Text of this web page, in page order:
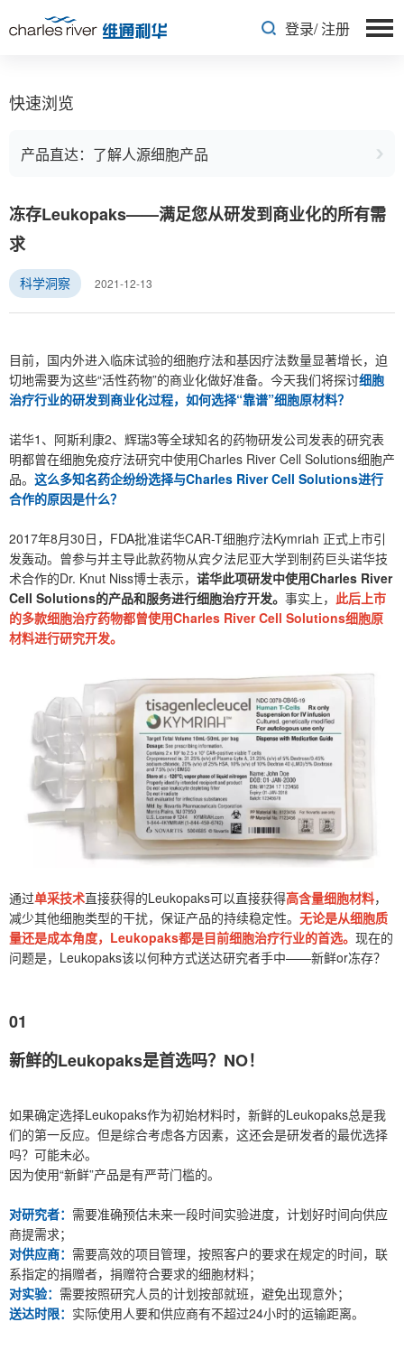
登录/注册
快速浏览
产品直达：了解人源细胞产品
冻存Leukopaks——满足您从研发到商业化的所有需
求
科学洞察 2021-12-13
目前，国内外进入临床试验的细胞疗法和基因疗法数量显著增长，迫
切地需要为这些“活性药物”的商业化做好准备。今天我们将探讨细胞
治疗行业的研发到商业化过程，如何选择“靠谱”细胞原材料？
诺华1、阿斯利康2、辉瑞3等全球知名的药物研发公司发表的研究表
明都曾在细胞免疫疗法研究中使用Charles River Cell Solutions细胞产
品。 这么多知名药企纷纷选择与Charles River Cell Solutions进行
合作的原因是什么？
2017年8月30日，FDA批准诺华CAR-T细胞疗法Kymriah 正式上市引
发轰动。曾参与并主导此款药物从宾夕法尼亚大学到制药巨头诺华技
术合作的Dr. Knut Niss博士表示， 诺华此项研发中使用Charles River
Cell Solutions的产品和服务进行细胞治疗开发。 事实上， 此后上市
的多款细胞治疗药物都曾使用Charles River Cell Solutions细胞原
材料进行研究开发。
通过单采技术直接获得的Leukopaks可以直接获得高含量细胞材料，
减少其他细胞类型的干扰，保证产品的持续稳定性。 无论是从细胞质
量还是成本角度，Leukopaks都是目前细胞治疗行业的首选。 现在的
问题是，Leukopaks该以何种方式送达研究者手中——新鲜or冻存？
01
新鲜的Leukopaks是首选吗？NO！
如果确定选择Leukopaks作为初始材料时，新鲜的Leukopaks总是我
们的第一反应。但是综合考虑各方因素，这还会是研发者的最优选择
吗？可能未必。
因为使用“新鲜”产品是有严苛门槛的。
对研究者： 需要准确预估未来一段时间实验进度，计划好时间向供应
商提需求；
对供应商： 需要高效的项目管理，按照客户的要求在规定的时间，联
系指定的捐赠者，捐赠符合要求的细胞材料；
对实验： 需要按照研究人员的计划按部就班，避免出现意外；
送达时限： 实际使用人要和供应商有不超过24小时的运输距离。